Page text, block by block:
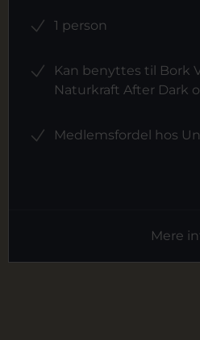
1 person
Kan benyttes til Bork
Naturkraft After Dark
Medlemsfordel hos
Mere